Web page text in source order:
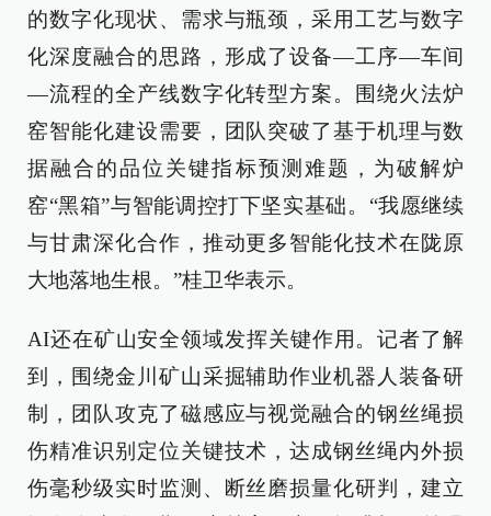
的数字化现状、需求与瓶颈，采用工艺与数字
化深度融合的思路，形成了设备—工序—车间
—流程的全产线数字化转型方案。围绕火法炉
窑智能化建设需要，团队突破了基于机理与数
据融合的品位关键指标预测难题，为破解炉
窑“黑箱”与智能调控打下坚实基础。“我愿继续
与甘肃深化合作，推动更多智能化技术在陇原
大地落地生根。”桂卫华表示。
AI还在矿山安全领域发挥关键作用。记者了解
到，围绕金川矿山采掘辅助作业机器人装备研
制，团队攻克了磁感应与视觉融合的钢丝绳损
伤精准识别定位关键技术，达成钢丝绳内外损
伤毫秒级实时监测、断丝磨损量化研判，建立